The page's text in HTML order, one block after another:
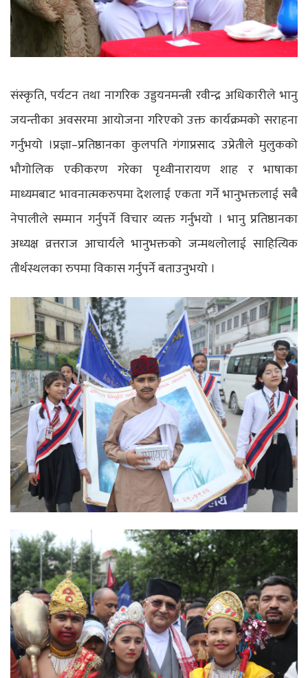
संस्कृति, पर्यटन तथा नागरिक उड्डयनमन्त्री रवीन्द्र अधिकारीले भानु
जयन्तीका अवसरमा आयोजना गरिएको उक्त कार्यक्रमको सराहना
गर्नुभयो ।प्रज्ञा–प्रतिष्ठानका कुलपति गंगाप्रसाद उप्रेतीले मुलुकको
भौगोलिक एकीकरण गरेका पृथ्वीनारायण शाह र भाषाका
माध्यमबाट भावनात्मकरुपमा देशलाई एकता गर्ने भानुभक्तलाई सबै
नेपालीले सम्मान गर्नुपर्ने विचार व्यक्त गर्नुभयो । भानु प्रतिष्ठानका
अध्यक्ष व्रत्तराज आचार्यले भानुभक्तको जन्मथलोलाई साहित्यिक
तीर्थस्थलका रुपमा विकास गर्नुपर्ने बताउनुभयो ।